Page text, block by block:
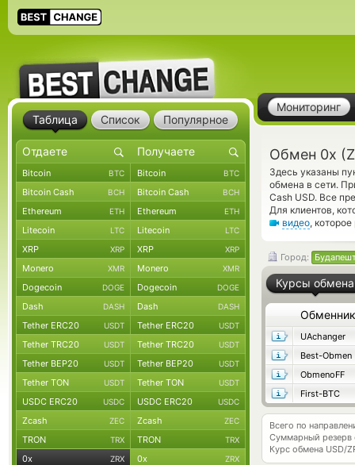
Мониторинг
Обмен 0x
Здесь указаны
обмена в сети.
Cash USD. Все
Для клиентов,
видео,
Город:
Курсы обмена
Обменник
UAchanger
Best-Obmen
ObmenoFF
First-BTC
Всего по
Суммарный резерв
Курс обмена USD/
Таблица Список Популярное
Bitcoin BTC Bitcoin BTC
Bitcoin Cash BCH Bitcoin Cash BCH
Ethereum ETH Ethereum ETH
Litecoin LTC Litecoin LTC
XRP XRP XRP XRP
Monero XMR Monero XMR
Dogecoin DOGE Dogecoin DOGE
Dash DASH Dash DASH
Tether ERC20 USDT Tether ERC20 USDT
Tether TRC20 USDT Tether TRC20 USDT
Tether BEP20 USDT Tether BEP20 USDT
Tether TON USDT Tether TON USDT
USDC ERC20 USDC USDC ERC20 USDC
Zcash ZEC Zcash ZEC
TRON TRX TRON TRX
0x ZRX 0x ZRX